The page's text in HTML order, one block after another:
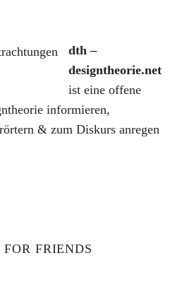
dth –
designtheorie.net
ist eine offene
informieren,
& zum Diskurs anregen
FRIENDS